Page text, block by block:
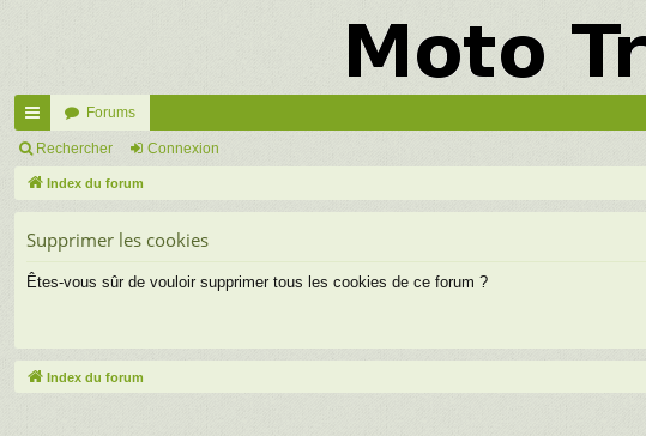
cc
ès
de
Forums
Rechercher Connexion
Index du forum
Supprimer les cookies
Êtes-vous sûr de vouloir supprimer tous les cookies de ce forum ?
Index du forum